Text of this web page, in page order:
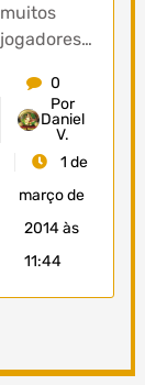
muitos
jogadores…
0
Por
Daniel
V.
1 de
março de
2014 às
11:44